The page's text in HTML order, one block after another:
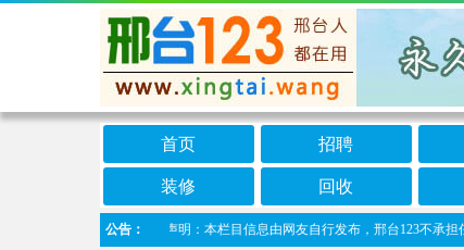
首页 招聘
装修 回收
公告：
免责声明：本栏目信息由网友自行发布，邢台123不承担任